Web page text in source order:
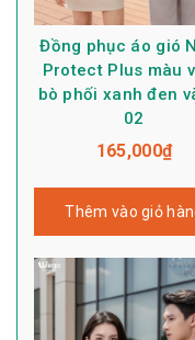
Đồng phục áo gió
Protect Plus màu
bò phối xanh đen
02
165,000₫
Thêm vào giỏ